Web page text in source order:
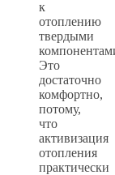
к
отоплению
твердыми
Это
достаточно
комфортно,
потому,
что
активизация
отопления
практически